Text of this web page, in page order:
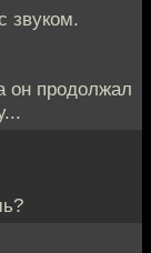
звуком.
он продолжал